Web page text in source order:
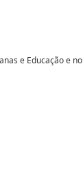
e Educação e no